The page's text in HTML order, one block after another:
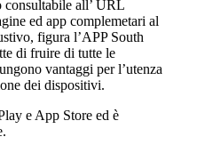
all’ URL
ed app complemetari al
figura l’APP South
di fruire di tutte le
vantaggi per l’utenza
dei dispositivi.
e App Store ed è